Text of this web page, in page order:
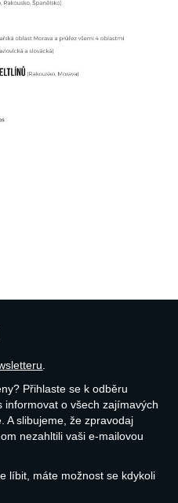
.
Přihlaste se k odběru
informovat o všech zajímavých
A slibujeme, že zpravodaj
nezahltili vaši e-mailovou
líbit, máte možnost se kdykoli